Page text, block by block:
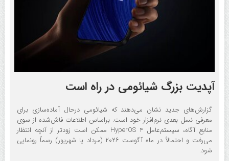
آپدیت بزرگ شیائومی در راه است
گزارش‌های جدید نشان می‌دهند که شیائومی درحال آماده‌سازی برای
معرفی نسل بعدی نرم‌افزار خود است. براساس اطلاعات فاش‌شده از سوی
منابع آگاه، سیستم‌عامل HyperOS 4 ممکن است زودتر از آنچه انتظار
می‌رفت و احتمالاً در ماه آگوست ۲۰۲۶ (مرداد یا شهریور) رسماً رونمایی
شود.